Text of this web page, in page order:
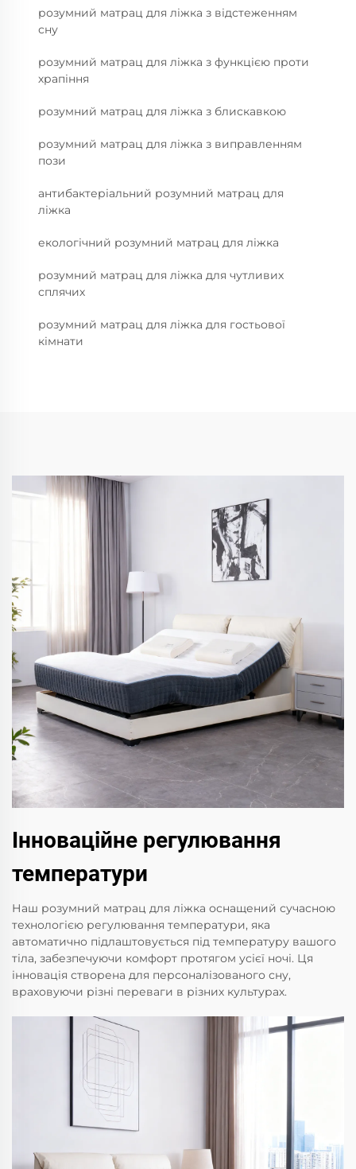
розумний матрац для ліжка з відстеженням
сну
розумний матрац для ліжка з функцією проти
храпіння
розумний матрац для ліжка з блискавкою
розумний матрац для ліжка з виправленням
пози
антибактеріальний розумний матрац для
ліжка
екологічний розумний матрац для ліжка
розумний матрац для ліжка для чутливих
сплячих
розумний матрац для ліжка для гостьової
кімнати
Інноваційне регулювання
температури
Наш розумний матрац для ліжка оснащений сучасною
технологією регулювання температури, яка
автоматично підлаштовується під температуру вашого
тіла, забезпечуючи комфорт протягом усієї ночі. Ця
інновація створена для персоналізованого сну,
враховуючи різні переваги в різних культурах.